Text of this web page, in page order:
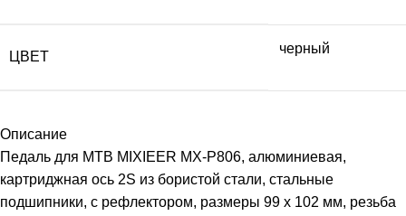
ЦВЕТ
черный
Описание
Педаль для MTB MIXIEER MX-P806, алюминиевая,
картриджная ось 2S из бористой стали, стальные
подшипники, с рефлектором, размеры 99 х 102 мм, резьба